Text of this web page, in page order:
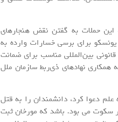
این حملات به گفتن نقض هنجارهای
برای برسی خسارات وارده به
بین‌المللی مناسب برای ضمانت
همکاری نهادهای ذی‌ربط سازمان ملل
علم دعوا کرد، دانشمندان را به قتل
سکوت می بود. باشد که مورخان ثبت